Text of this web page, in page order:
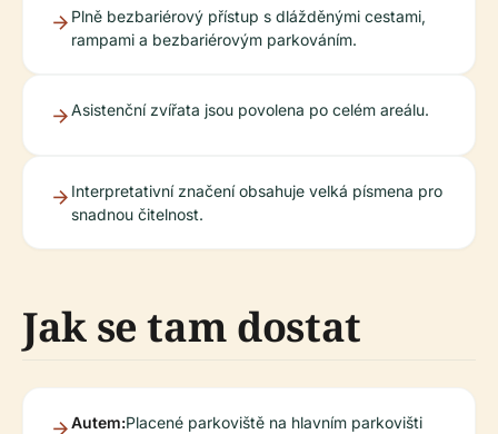
Plně bezbariérový přístup s dlážděnými cestami,
rampami a bezbariérovým parkováním.
Asistenční zvířata jsou povolena po celém areálu.
Interpretativní značení obsahuje velká písmena pro
snadnou čitelnost.
Jak se tam dostat
Autem:Placené parkoviště na hlavním parkovišti